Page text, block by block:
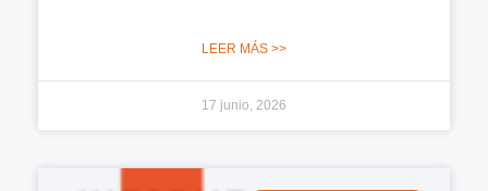
LEER MÁS >>
17 junio, 2026